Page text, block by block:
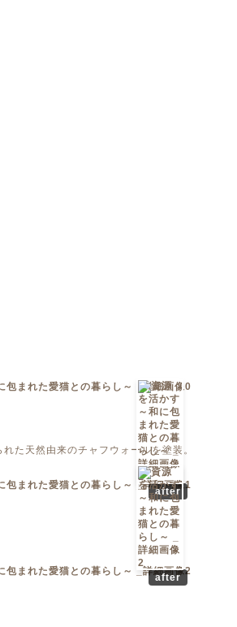
た天然由来のチャフウォールを塗装。
after
after